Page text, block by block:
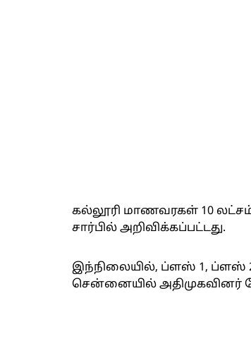
கல்லூரி மாணவரகள் 10
சார்பில் அறிவிக்கப்பட்டது.
இந்நிலையில், ப்ளஸ் 1, ப்ளஸ்
சென்னையில் அதிமுகவினர்